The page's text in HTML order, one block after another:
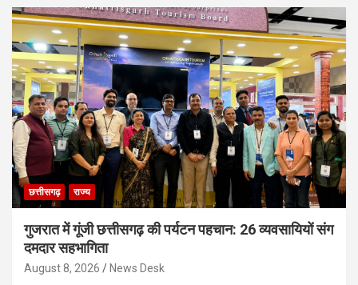
छत्तीसगढ़ राज्य
गुजरात में गूंजी छत्तीसगढ़ की पर्यटन पहचान: 26 व्यवसायियों संग
दमदार सहभागिता
August 8, 2026 News Desk